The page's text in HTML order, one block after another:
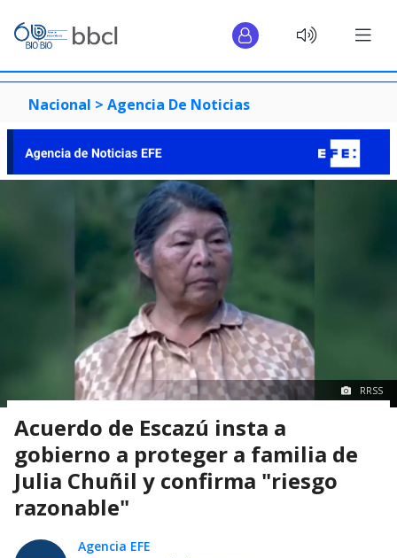
Nacional > Agencia De Noticias
RRSS
Acuerdo de Escazú insta a
gobierno a proteger a familia de
Julia Chuñil y confirma "riesgo
razonable"
Agencia EFE